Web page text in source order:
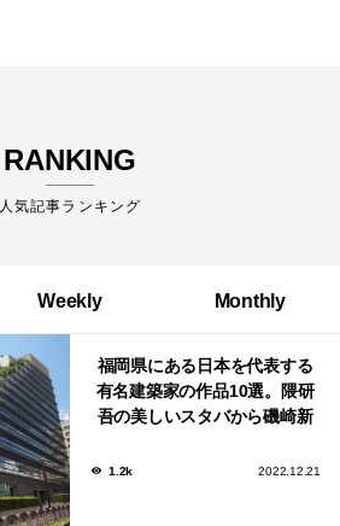
RANKING
人気記事ランキング
Weekly Monthly
福岡県にある日本を代表する
有名建築家の作品10選。隈研
吾の美しいスタバから磯崎新
1.2k 2022.12.21